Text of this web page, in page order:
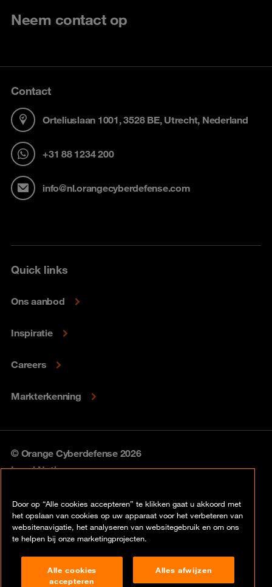
Neem contact op
Contact
Orteliuslaan 1001, 3528 BE, Utrecht, Nederland
+31 88 1234 200
info@nl.orangecyberdefense.com
Quick links
Ons aanbod
Inspiratie
Careers
Markterkenning
© Orange Cyberdefense 2026
Legal Notice
Vulnerability policy
Compliance
Door op “Alle cookies accepteren” te klikken gaat u akkoord met
het opslaan van cookies op uw apparaat voor het verbeteren van
websitenavigatie, het analyseren van websitegebruik en om ons
te helpen bij onze marketingprojecten.
Alle cookies
accepteren
Alles afwijzen